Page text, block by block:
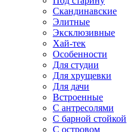
Скандинавские
Элитные
Эксклюзивные
Хай-тек
Особенности
Для студии
Для хрущевки
Для дачи
Встроенные
С антресолями
С барной стойкой
С островом